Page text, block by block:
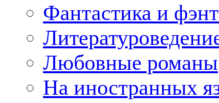
Фантастика и
Любовные романы
На иностранных